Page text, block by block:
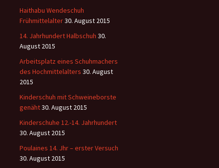
Haithabu Wendeschuh
Frühmittelalter30. August 2015
14. Jahrhundert Halbschuh 30.
August 2015
Arbeitsplatz eines Schuhmachers
des Hochmittelalters 30. August
2015
Kinderschuh mit Schweineborste
genäht30. August 2015
Kinderschuhe 12.-14. Jahrhundert
30. August 2015
Poulaines 14. Jhr – erster Versuch
30. August 2015